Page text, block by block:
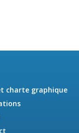
charte graphique